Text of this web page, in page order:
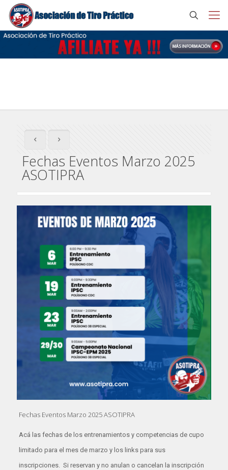
Fechas Eventos Marzo 2025
ASOTIPRA
Fechas Eventos Marzo 2025 ASOTIPRA
Acá las fechas de los entrenamientos y competencias de cupo
limitado para el mes de marzo y los links para sus
inscripciones. Si reservan y no anulan o cancelan la inscripción